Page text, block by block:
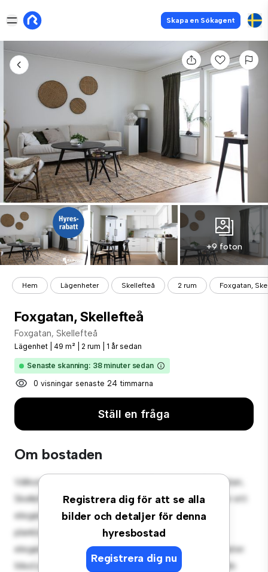
Skapa en Sökagent
+9 foton
Hem Lägenheter Skellefteå 2 rum Foxgatan,
Foxgatan, Skellefteå
Foxgatan, Skellefteå
Lägenhet 49 m² 2 rum 1 år sedan
Senaste skanning: 38 minuter sedan
0 visningar senaste 24 timmarna
Ställ en fråga
Om bostaden
Registrera dig för att se alla
bilder och detaljer för denna
hyresbostad
Registrera dig nu
Välkommen till ditt nya urbana tillflyktsort på Foxgatan,
Skellefteå! Denna moderna 2-rumslägenhet erbjuder ett
elegant och mysigt vardagsrum. Den öppna
planlösningen är perfekt för underhållning, och det
eleganta köket är utrustat med förstklassiga apparater.
Med sitt utmärkta läge ligger du bara några steg från